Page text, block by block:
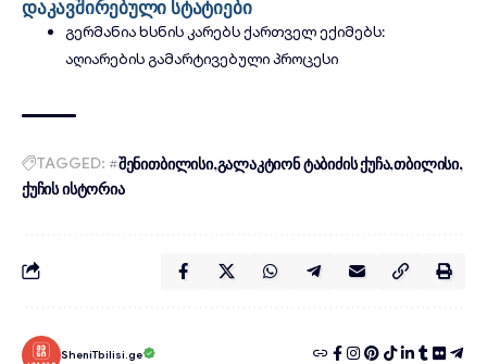
დაკავშირებული სტატიები
გერმანია ხსნის კარებს ქართველ ექიმებს:
აღიარების გამარტივებული პროცესი
TAGGED: #შენითბილისი გალაკტიონ ტაბიძის ქუჩა თბილისი
ქუჩის ისტორია
SheniTbilisi.ge